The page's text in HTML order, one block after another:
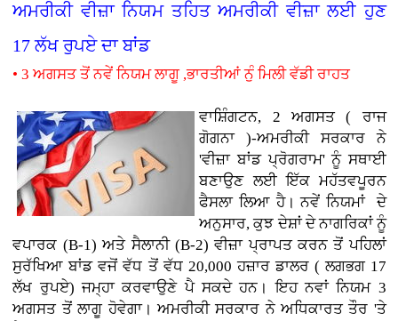
ਅਮਰੀਕੀ ਵੀਜ਼ਾ ਨਿਯਮ ਤਹਿਤ ਅਮਰੀਕੀ ਵੀਜ਼ਾ ਲਈ ਹੁਣ
17 ਲੱਖ ਰੁਪਏ ਦਾ ਬਾਂਡ
• 3 ਅਗਸਤ ਤੋਂ ਨਵੇਂ ਨਿਯਮ ਲਾਗੂ ,ਭਾਰਤੀਆਂ ਨੁੰ ਮਿਲੀ ਵੱਡੀ ਰਾਹਤ
ਵਾਸ਼ਿੰਗਟਨ, 2 ਅਗਸਤ ( ਰਾਜ
ਗੋਗਨਾ )-ਅਮਰੀਕੀ ਸਰਕਾਰ ਨੇ
'ਵੀਜ਼ਾ ਬਾਂਡ ਪ੍ਰੋਗਰਾਮ' ਨੂੰ ਸਥਾਈ
ਬਣਾਉਣ ਲਈ ਇੱਕ ਮਹੱਤਵਪੂਰਨ
ਫੈਸਲਾ ਲਿਆ ਹੈ। ਨਵੇਂ ਨਿਯਮਾਂ ਦੇ
ਅਨੁਸਾਰ, ਕੁਝ ਦੇਸ਼ਾਂ ਦੇ ਨਾਗਰਿਕਾਂ ਨੂੰ
ਵਪਾਰਕ (B-1) ਅਤੇ ਸੈਲਾਨੀ (B-2) ਵੀਜ਼ਾ ਪ੍ਰਾਪਤ ਕਰਨ ਤੋਂ ਪਹਿਲਾਂ
ਸੁਰੱਖਿਆ ਬਾਂਡ ਵਜੋਂ ਵੱਧ ਤੋਂ ਵੱਧ 20,000 ਹਜ਼ਾਰ ਡਾਲਰ ( ਲਗਭਗ 17
ਲੱਖ ਰੁਪਏ) ਜਮ੍ਹਾ ਕਰਵਾਉਣੇ ਪੈ ਸਕਦੇ ਹਨ। ਇਹ ਨਵਾਂ ਨਿਯਮ 3
ਅਗਸਤ ਤੋਂ ਲਾਗੂ ਹੋਵੇਗਾ। ਅਮਰੀਕੀ ਸਰਕਾਰ ਨੇ ਅਧਿਕਾਰਤ ਤੌਰ 'ਤੇ